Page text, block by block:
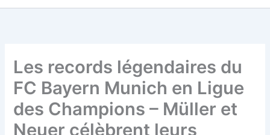
Les records légendaires du
FC Bayern Munich en Ligue
des Champions – Müller et
Neuer célèbrent leurs